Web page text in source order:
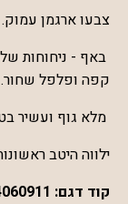
צבעו ארגמן עמוק.
באף - ניחוחות
קפה ופלפל שחור.
מלא גוף ועשיר
ילווה היטב
קוד דגם: